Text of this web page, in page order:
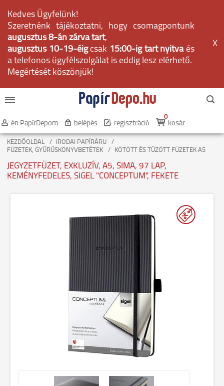
Kedves Ügyfelünk!
Szeretnénk tájékoztatni, hogy csomagpontunk
augusztus 8-án zárva tart,
augusztus 10-19-éig csak 15:00-ig tart nyitvaés
a telefonos ügyfélszolgálat is eddig lesz elérhető.
Megértését köszönjük!
X
én PapírDepom belépés regisztráció kosár
0
KEZDŐOLDAL
IRODAI PAPÍRÁRU
FÜZETEK, GYŰRŰSKÖNYVBETÉTEK
KÖTÖTT ÉS TŰZÖTT FÜZETEK A5
JEGYZETFÜZET, EXKLUZÍV, A5, SIMA, 97 LAP,
KEMÉNYFEDELES, SIGEL "CONCEPTUM", FEKETE